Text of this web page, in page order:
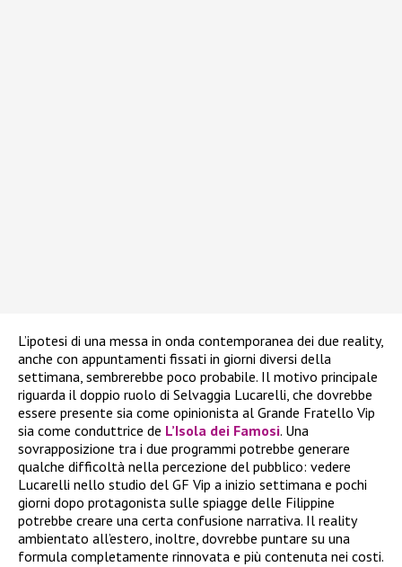
L’ipotesi di una messa in onda contemporanea dei due reality,
anche con appuntamenti fissati in giorni diversi della
settimana, sembrerebbe poco probabile. Il motivo principale
riguarda il doppio ruolo di Selvaggia Lucarelli, che dovrebbe
essere presente sia come opinionista al Grande Fratello Vip
sia come conduttrice de L’Isola dei Famosi. Una
sovrapposizione tra i due programmi potrebbe generare
qualche difficoltà nella percezione del pubblico: vedere
Lucarelli nello studio del GF Vip a inizio settimana e pochi
giorni dopo protagonista sulle spiagge delle Filippine
potrebbe creare una certa confusione narrativa. Il reality
ambientato all’estero, inoltre, dovrebbe puntare su una
formula completamente rinnovata e più contenuta nei costi.